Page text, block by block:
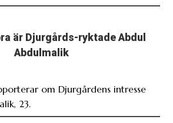
är Djurgårds-ryktade Abdul
Abdulmalik
om Djurgårdens intresse
23.